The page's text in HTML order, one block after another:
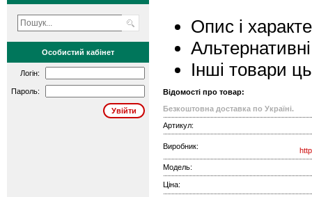
Особистий кабінет
Логін:
Пароль:
Опис і
Інші товари
Відомості про товар:
Безкоштовна доставка по Україні.
Артикул:
Виробник:
Модель:
Ціна: